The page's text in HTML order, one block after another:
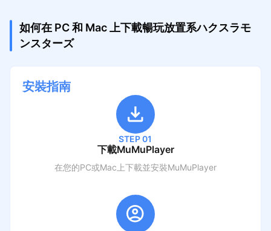
如何在 PC 和 Mac 上下載暢玩放置系ハクスラモ
ンスターズ
安裝指南
STEP 01
下載MuMuPlayer
在您的PC或Mac上下載並安裝MuMuPlayer